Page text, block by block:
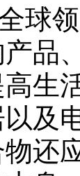
球
品
生
及
还